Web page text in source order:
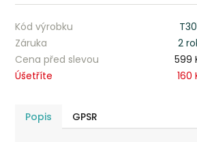
Kód výrobku
Záruka
2
Cena před slevou
599
Úšetříte
160
Popis GPSR